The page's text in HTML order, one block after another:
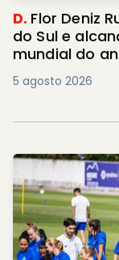
D. Flor Deniz
do Sul e
mundial do
5 agosto 2026